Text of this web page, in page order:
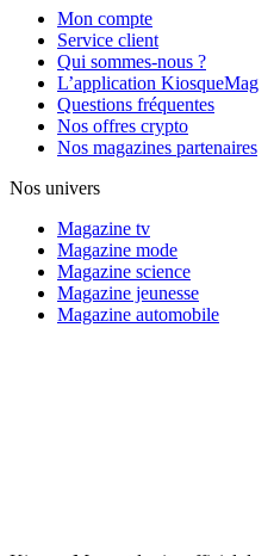
Mon compte
Service client
Qui sommes-nous ?
L’application KiosqueMag
Questions fréquentes
Nos offres crypto
Nos magazines partenaires
Nos univers
Magazine tv
Magazine mode
Magazine science
Magazine jeunesse
Magazine automobile